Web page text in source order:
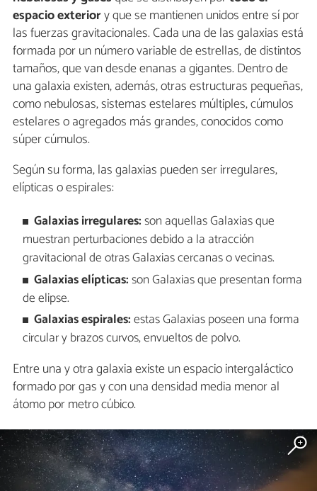
espacio exteriory que se mantienen unidos entre sí por
las fuerzas gravitacionales. Cada una de las galaxias está
formada por un número variable de estrellas, de distintos
tamaños, que van desde enanas a gigantes. Dentro de
una galaxia existen, además, otras estructuras pequeñas,
como nebulosas, sistemas estelares múltiples, cúmulos
estelares o agregados más grandes, conocidos como
súper cúmulos.
Según su forma, las galaxias pueden ser irregulares,
elípticas o espirales:
Galaxias irregulares:son aquellas Galaxias que
muestran perturbaciones debido a la atracción
gravitacional de otras Galaxias cercanas o vecinas.
Galaxias elípticas:son Galaxias que presentan forma
de elipse.
Galaxias espirales:estas Galaxias poseen una forma
circular y brazos curvos, envueltos de polvo.
Entre una y otra galaxia existe un espacio intergaláctico
formado por gas y con una densidad media menor al
átomo por metro cúbico.